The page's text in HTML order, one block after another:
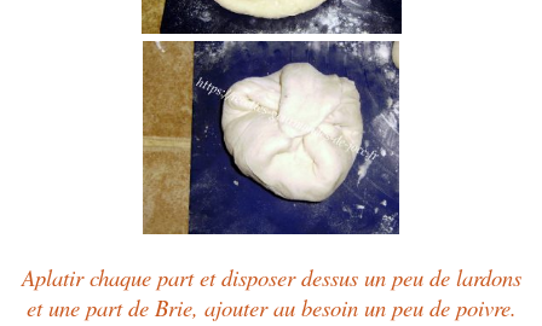
Aplatir chaque part et disposer dessus un peu de lardons
et une part de Brie, ajouter au besoin un peu de poivre.